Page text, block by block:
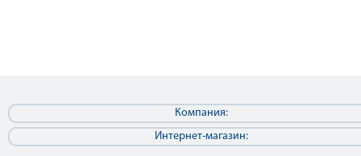
Компания:
Интернет-магазин: